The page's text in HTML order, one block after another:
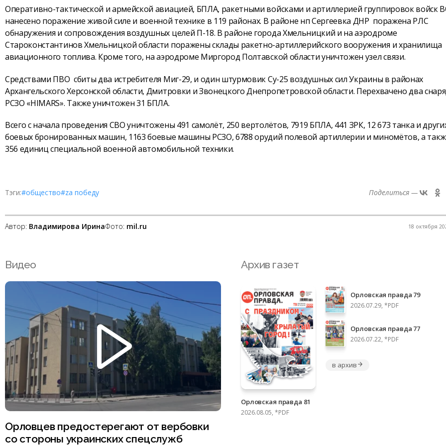
Оперативно-тактической и армейской авиацией, БПЛА, ракетными войсками и артиллерией группировок войск
нанесено поражение живой силе и военной технике в 119 районах. В районе нп Сергеевка ДНР поражена РЛС
обнаружения и сопровождения воздушных целей П-18. В районе города Хмельницкий и на аэродроме
Староконстантинов Хмельницкой области поражены склады ракетно-артиллерийского вооружения и хранилища
авиационного топлива. Кроме того, на аэродроме Миргород Полтавской области уничтожен узел связи.
Средствами ПВО сбиты два истребителя Миг-29, и один штурмовик Су-25 воздушных сил Украины в районах
Архангельского Херсонской области, Дмитровки и Звонецкого Днепропетровской области. Перехвачено два
РСЗО «HIMARS». Также уничтожен 31 БПЛА.
Всего с начала проведения СВО уничтожены 491 самолёт, 250 вертолётов, 7919 БПЛА, 441 ЗРК, 12 673 танка и
боевых бронированных машин, 1163 боевые машины РСЗО, 6788 орудий полевой артиллерии и миномётов, а
356 единиц специальной военной автомобильной техники.
Тэги:#общество#zа победу Поделиться —
Автор: Владимирова ИринаФото: mil.ru 18 октября
Видео
Орловцев предостерегают от вербовки
со стороны украинских спецслужб
Архив газет
Орловская правда 81
2026.08.05, *PDF
Орловская правда 79
2026.07.29, *PDF
Орловская правда 77
2026.07.22, *PDF
в архив